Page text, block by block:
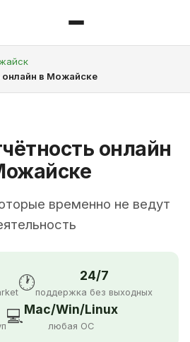
онлайн в Можайске
онлайн
временно не ведут
🕐 24/7
поддержка без выходных
💻Mac/Win/Linux
любая ОС